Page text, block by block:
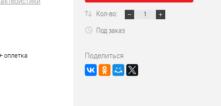
оплетка
Кол-во:
Под заказ
Поделиться